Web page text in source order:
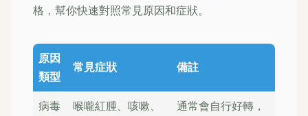
格，幫你快速對照常見原因和症狀。
原因
類型
常見症狀 備註
病毒
喉嚨紅腫、咳嗽、
通常會自行好轉，